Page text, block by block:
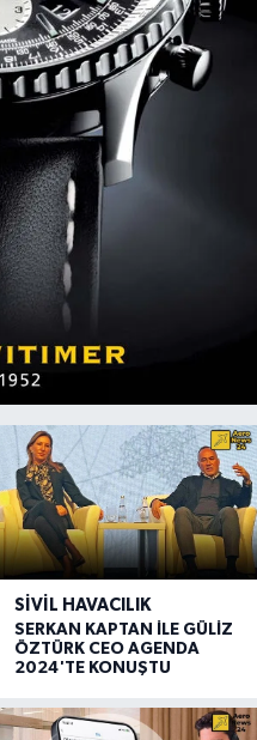
SIVIL HAVACILIK
SERKAN KAPTAN İLE GÜLİZ
ÖZTÜRK CEO AGENDA
2024'TE KONUŞTU